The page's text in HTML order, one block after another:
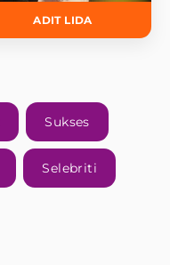
ADIT LIDA
Sukses
Selebriti